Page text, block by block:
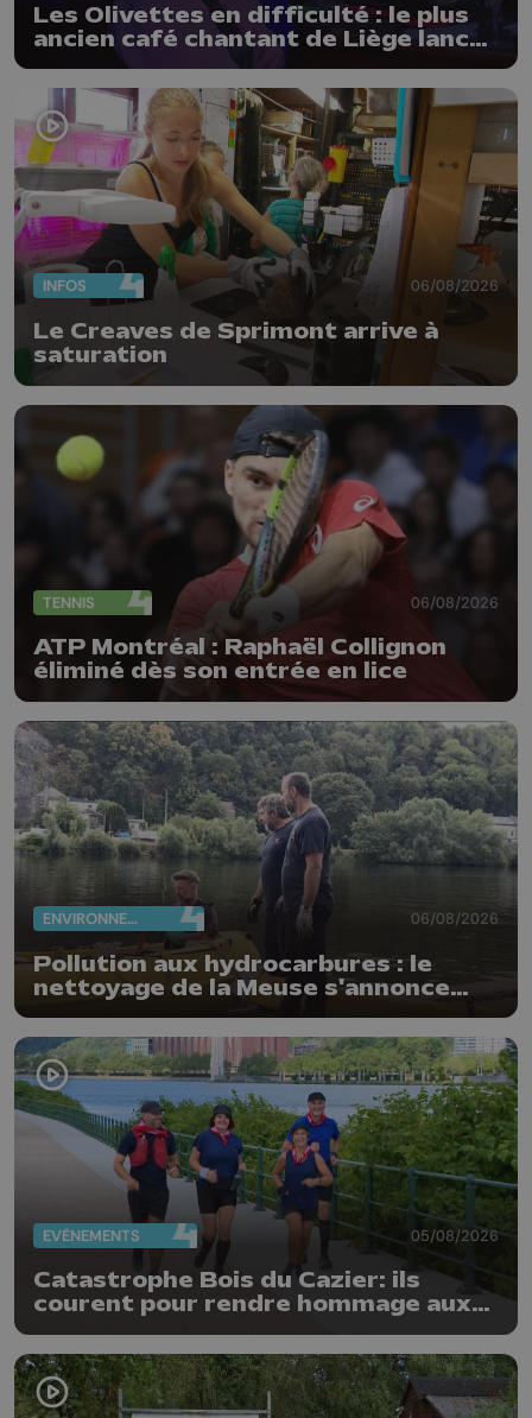
Les Olivettes en difficulté : le plus
ancien café chantant de Liège lance
un appel au public
INFOS 06/08/2026
Le Creaves de Sprimont arrive à
saturation
TENNIS 06/08/2026
ATP Montréal : Raphaël Collignon
éliminé dès son entrée en lice
ENVIRONNEMENT 06/08/2026
Pollution aux hydrocarbures : le
nettoyage de la Meuse s'annonce
compliqué
EVÈNEMENTS 05/08/2026
Catastrophe Bois du Cazier: ils
courent pour rendre hommage aux